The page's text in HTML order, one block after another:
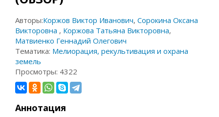
Авторы:Коржов Виктор Иванович,Сорокина Оксана
Викторовна , Коржова Татьяна Викторовна,
Матвиенко Геннадий Олегович
Тематика: Мелиорация, рекультивация и охрана
земель
Просмотры: 4322
Аннотация